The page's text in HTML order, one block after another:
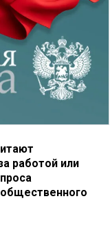
работой или